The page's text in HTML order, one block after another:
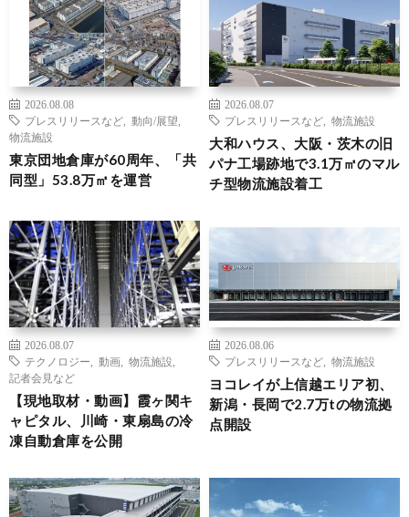
2026.08.08
プレスリリースなど
動向/展望
物流施設
東京団地倉庫が60周年、「共
同型」53.8万㎡を運営
2026.08.07
プレスリリースなど
物流施設
大和ハウス、大阪・茨木の旧
パナ工場跡地で3.1万㎡のマル
チ型物流施設着工
2026.08.07
テクノロジー
動画 物流施設
記者会見など
【現地取材・動画】霞ヶ関キ
ャピタル、川崎・東扇島の冷
凍自動倉庫を公開
2026.08.06
プレスリリースなど
物流施設
ヨコレイが上信越エリア初、
新潟・長岡で2.7万tの物流拠
点開設